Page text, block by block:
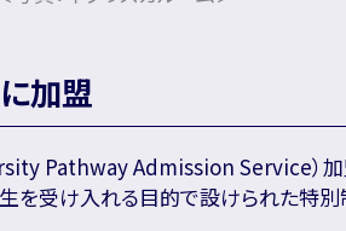
加盟
Pathway Admission Service）加
受け入れる目的で設けられた特別